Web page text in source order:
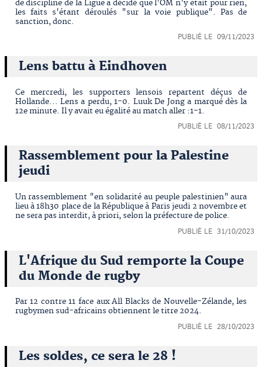
de discipline de la Ligue a décidé que l'OM n'y était pour rien,
les faits s'étant déroulés "sur la voie publique". Pas de
sanction, donc.
PUBLIÉ LE 09/11/2023
Lens battu à Eindhoven
Ce mercredi, les supporters lensois repartent déçus de
Hollande... Lens a perdu, 1-0. Luuk De Jong a marqué dès la
12e minute. Il y avait eu égalité au match aller :1-1.
PUBLIÉ LE 08/11/2023
Rassemblement pour la Palestine
jeudi
Un rassemblement "en solidarité au peuple palestinien" aura
lieu à 18h30 place de la République à Paris jeudi 2 novembre et
ne sera pas interdit, à priori, selon la préfecture de police.
PUBLIÉ LE 31/10/2023
L'Afrique du Sud remporte la Coupe
du Monde de rugby
Par 12 contre 11 face aux All Blacks de Nouvelle-Zélande, les
rugbymen sud-africains obtiennent le titre 2024.
PUBLIÉ LE 28/10/2023
Les soldes, ce sera le 28 !